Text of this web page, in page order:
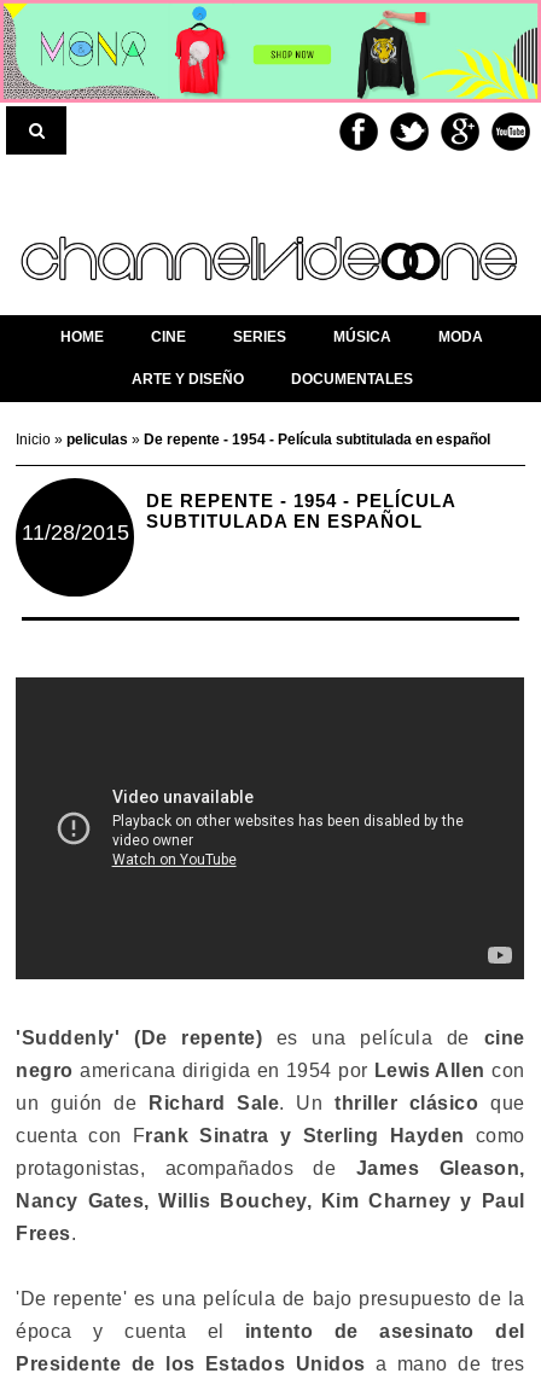
HOME CINE SERIES MÚSICA MODA
ARTE Y DISEÑO DOCUMENTALES
Inicio»peliculas» De repente - 1954 - Película subtitulada en español
11/28/2015
DE REPENTE - 1954 - PELÍCULA
SUBTITULADA EN ESPAÑOL
'Suddenly' (De repente) es una película de cine
negro americana dirigida en 1954 por Lewis Allen con
un guión de
Richard Sale. Unthriller clásico que
cuenta con Frank Sinatra y Sterling Hayden como
protagonistas, acompañados de James Gleason,
Nancy Gates, Willis Bouchey, Kim Charney y Paul
Frees.
'De repente' es una película de bajo presupuesto de la
época y cuenta el intento de asesinato del
Presidente de los Estados Unidos a mano de tres